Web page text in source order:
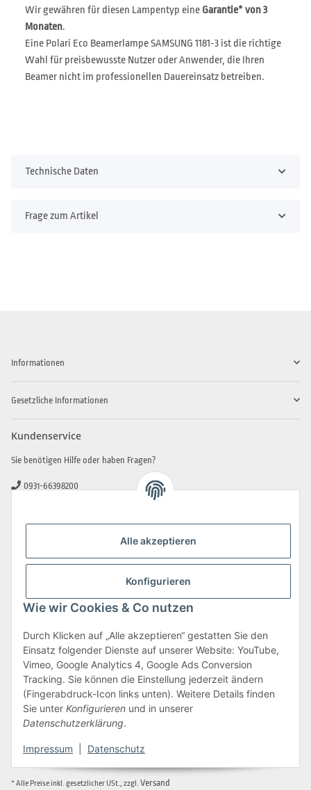
Alle akzeptieren
Konfigurieren
Wie wir Cookies & Co nutzen
Durch Klicken auf „Alle akzeptieren“ gestatten Sie den
Einsatz folgender Dienste auf unserer Website: YouTube,
Vimeo, Google Analytics 4, Google Ads Conversion
Tracking. Sie können die Einstellung jederzeit ändern
(Fingerabdruck-Icon links unten). Weitere Details finden
Sie unter Konfigurieren und in unserer
Datenschutzerklärung.
Impressum Datenschutz
Wir gewähren für diesen Lampentyp eine Garantie* von 3
Monaten.
Eine Polari Eco Beamerlampe SAMSUNG 1181-3 ist die richtige
Wahl für preisbewusste Nutzer oder Anwender, die Ihren
Beamer nicht im professionellen Dauereinsatz betreiben.
Technische Daten
Frage zum Artikel
Informationen
Gesetzliche Informationen
Kundenservice
Sie benötigen Hilfe oder haben Fragen?
0931-66398200
info@beamerlampe-guenstiger.de
Sicher Einkaufen
Vertrag widerrufen
* Alle Preise inkl. gesetzlicher USt., zzgl. Versand